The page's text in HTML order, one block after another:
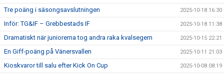
Tre poäng i säsongsavslutningen 2025-10-18 16:30
Inför: TG&IF – Grebbestads IF 2025-10-18 11:38
Dramatiskt när juniorerna tog andra raka kvalsegern 2025-10-15 22:21
En Giff-poäng på Vänersvallen 2025-10-11 21:03
Kioskvaror till salu efter Kick On Cup 2025-10-08 08:19